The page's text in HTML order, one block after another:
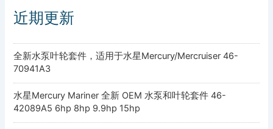
近期更新
全新水泵叶轮套件，适用于水星Mercury/Mercruiser 46-
70941A3
水星Mercury Mariner 全新 OEM 水泵和叶轮套件 46-
42089A5 6hp 8hp 9.9hp 15hp